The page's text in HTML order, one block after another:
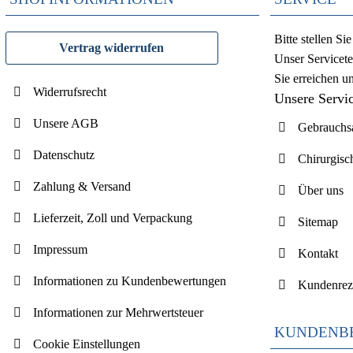
Vertrag widerrufen
Widerrufsrecht
Unsere AGB
Datenschutz
Zahlung & Versand
Lieferzeit, Zoll und Verpackung
Impressum
Informationen zu Kundenbewertungen
Informationen zur Mehrwertsteuer
Cookie Einstellungen
Bitte stellen
Unser
Sie erreichen
Unsere
Über uns
Sitemap
Kontakt